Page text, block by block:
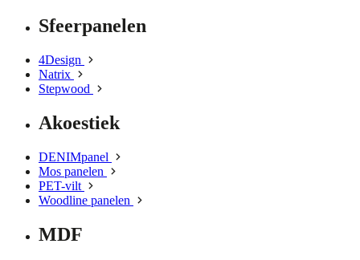
Sfeerpanelen
4Design
Natrix
Stepwood
Akoestiek
DENIMpanel
Mos panelen
PET-vilt
Woodline panelen
MDF